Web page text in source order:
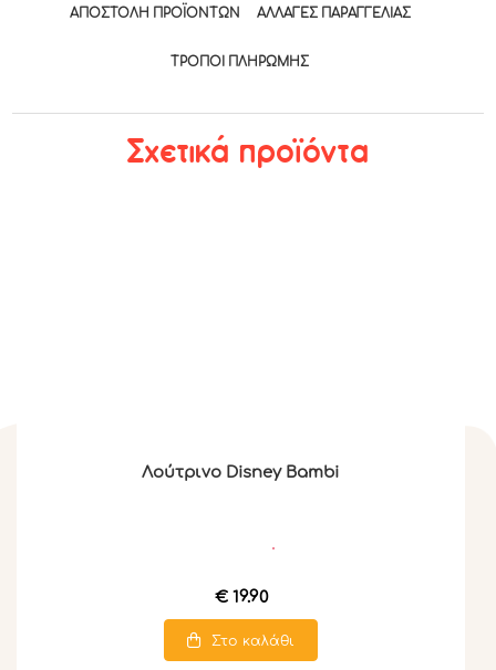
ΑΠΟΣΤΟΛΉ ΠΡΟΪΌΝΤΩΝ ΑΛΛΑΓΈΣ ΠΑΡΑΓΓΕΛΊΑΣ
ΤΡΟΠΟΙ ΠΛΗΡΩΜΉΣ
Σχετικά προϊόντα
Λούτρινο Disney Βambi
€ 19.90
Στο καλάθι